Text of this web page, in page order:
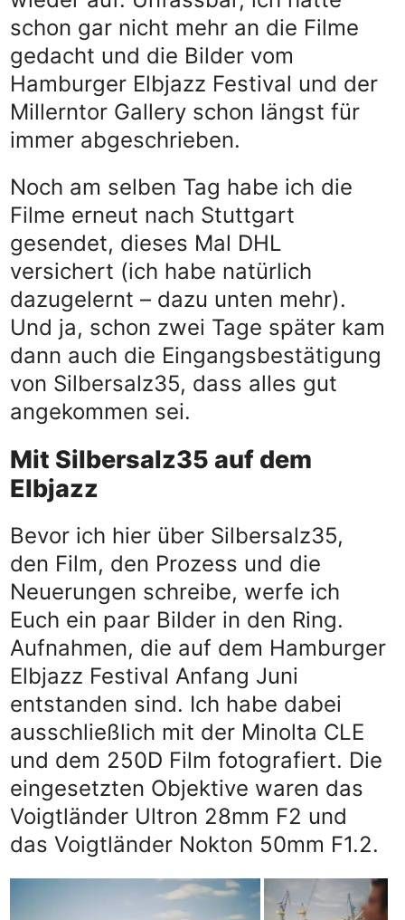
schon gar nicht mehr an die Filme
gedacht und die Bilder vom
Hamburger Elbjazz Festival und der
Millerntor Gallery schon längst für
immer abgeschrieben.
Noch am selben Tag habe ich die
Filme erneut nach Stuttgart
gesendet, dieses Mal DHL
versichert (ich habe natürlich
dazugelernt – dazu unten mehr).
Und ja, schon zwei Tage später kam
dann auch die Eingangsbestätigung
von Silbersalz35, dass alles gut
angekommen sei.
Mit Silbersalz35 auf dem
Elbjazz
Bevor ich hier über Silbersalz35,
den Film, den Prozess und die
Neuerungen schreibe, werfe ich
Euch ein paar Bilder in den Ring.
Aufnahmen, die auf dem Hamburger
Elbjazz Festival Anfang Juni
entstanden sind. Ich habe dabei
ausschließlich mit der Minolta CLE
und dem 250D Film fotografiert. Die
eingesetzten Objektive waren das
Voigtländer Ultron 28mm F2 und
das Voigtländer Nokton 50mm F1.2.